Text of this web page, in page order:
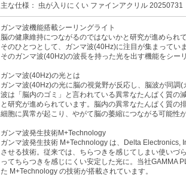
主な仕様： 虫が入りにくい ファインアクリル 20250731
ガンマ波機能搭載シーリングライト
脳の健康維持につながるのではないかと研究が進められ
そのひとつとして、ガンマ波(40Hz)に注目が集まっていま
そのガンマ波(40Hz)の波長を持った光を出す機能をシー
ガンマ波(40Hz)の光とは
ガンマ波(40Hz)の光に脳の視覚野が反応し、脳波が同調
波は「脳内のゴミ」と言われている異常なたんぱく質の
と研究が進められています。脳内の異常なたんぱく質の
細胞に異常が起こり、やがて脳の萎縮につながる可能性
ガンマ波発生技術M+Technology
ガンマ波発生技術 M+Technology は、Delta Electronics,
させる技術。従来では、ちらつきを感じてしまい使いづ
ってちらつきを感じにくい安定した光に。当社GAMMA
た M+Technology の技術が搭載されています。